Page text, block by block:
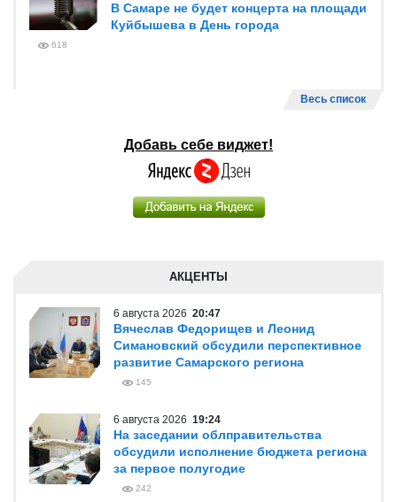
В Самаре не будет концерта на площади
Куйбышева в День города
618
Весь список
Добавь себе виджет!
АКЦЕНТЫ
6 августа 2026 20:47
Вячеслав Федорищев и Леонид
Симановский обсудили перспективное
развитие Самарского региона
145
6 августа 2026 19:24
На заседании облправительства
обсудили исполнение бюджета региона
за первое полугодие
242